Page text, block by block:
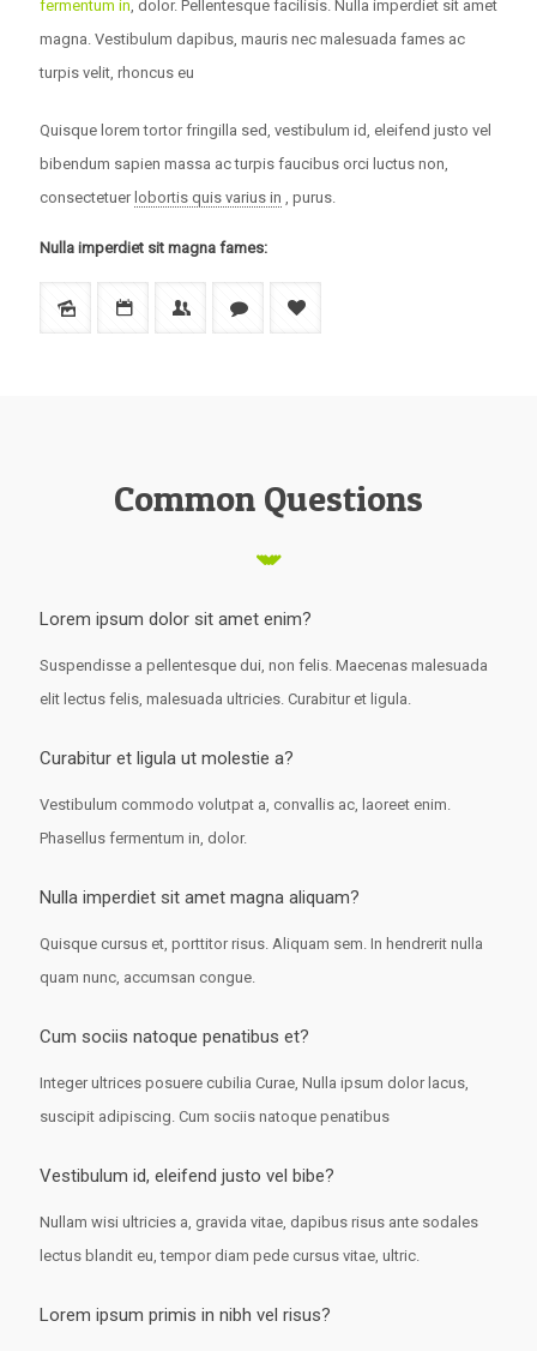
fermentum in, dolor. Pellentesque facilisis. Nulla imperdiet sit amet
magna. Vestibulum dapibus, mauris nec malesuada fames ac
turpis velit, rhoncus eu
Quisque lorem tortor fringilla sed, vestibulum id, eleifend justo vel
bibendum sapien massa ac turpis faucibus orci luctus non,
consectetuer lobortis quis varius in , purus.
Nulla imperdiet sit magna fames:
Common Questions
Lorem ipsum dolor sit amet enim?
Suspendisse a pellentesque dui, non felis. Maecenas malesuada
elit lectus felis, malesuada ultricies. Curabitur et ligula.
Curabitur et ligula ut molestie a?
Vestibulum commodo volutpat a, convallis ac, laoreet enim.
Phasellus fermentum in, dolor.
Nulla imperdiet sit amet magna aliquam?
Quisque cursus et, porttitor risus. Aliquam sem. In hendrerit nulla
quam nunc, accumsan congue.
Cum sociis natoque penatibus et?
Integer ultrices posuere cubilia Curae, Nulla ipsum dolor lacus,
suscipit adipiscing. Cum sociis natoque penatibus
Vestibulum id, eleifend justo vel bibe?
Nullam wisi ultricies a, gravida vitae, dapibus risus ante sodales
lectus blandit eu, tempor diam pede cursus vitae, ultric.
Lorem ipsum primis in nibh vel risus?